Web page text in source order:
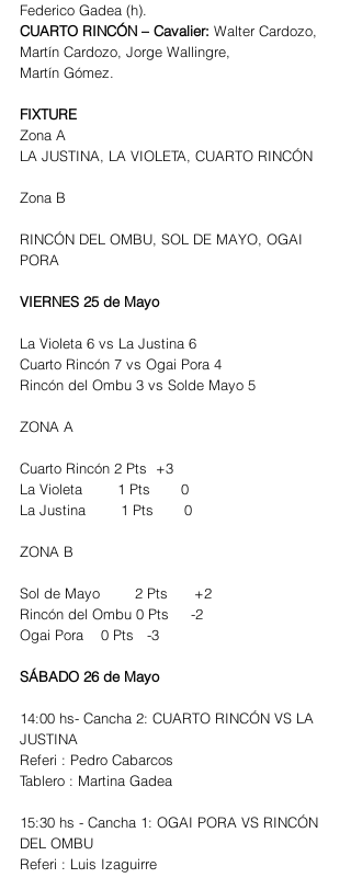
Federico Gadea (h).
CUARTO RINCÓN – Cavalier: Walter Cardozo,
Martín Cardozo, Jorge Wallingre,
Martín Gómez.
FIXTURE
Zona A
LA JUSTINA, LA VIOLETA, CUARTO RINCÓN
Zona B
RINCÓN DEL OMBU, SOL DE MAYO, OGAI
PORA
VIERNES 25 de Mayo
La Violeta 6 vs La Justina 6
Cuarto Rincón 7 vs Ogai Pora 4
Rincón del Ombu 3 vs Solde Mayo 5
ZONA A
Cuarto Rincón 2 Pts  +3
La Violeta        1 Pts       0
La Justina        1 Pts       0
ZONA B
Sol de Mayo        2 Pts      +2
Rincón del Ombu 0 Pts     -2
Ogai Pora    0 Pts   -3
SÁBADO 26 de Mayo
14:00 hs- Cancha 2: CUARTO RINCÓN VS LA
JUSTINA
Referi : Pedro Cabarcos
Tablero : Martina Gadea
15:30 hs - Cancha 1: OGAI PORA VS RINCÓN
DEL OMBU
Referi : Luis Izaguirre